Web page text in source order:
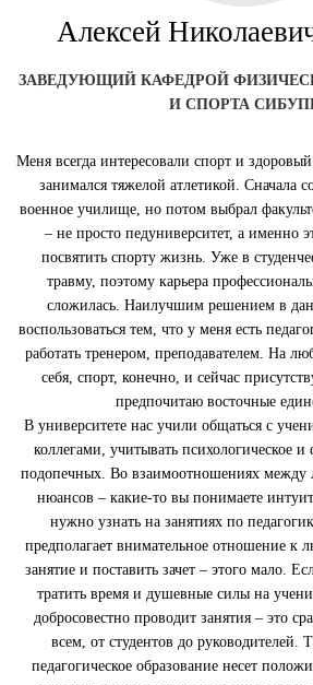
Алексей
ЗАВЕДУЮЩИЙ КАФЕДРОЙ
И СПОРТА
Меня всегда интересовали спорт и
занимался тяжелой атлетикой. Сначала
военное училище, но потом выбрал
– не просто педуниверситет, а именно
посвятить спорту жизнь. Уже в
травму, поэтому карьера
сложилась. Наилучшим решением в
воспользоваться тем, что у меня есть
работать тренером, преподавателем. На
себя, спорт, конечно, и сейчас
предпочитаю восточные
В университете нас учили общаться с
коллегами, учитывать психологическое и
подопечных. Во взаимоотношениях между
нюансов – какие-то вы понимаете
нужно узнать на занятиях по
предполагает внимательное отношение к
занятие и поставить зачет – этого мало.
тратить время и душевные силы на
добросовестно проводит занятия – это
всем, от студентов до руководителей.
педагогическое образование несет